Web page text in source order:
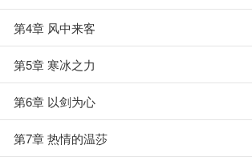
第4章 风中来客
第5章 寒冰之力
第6章 以剑为心
第7章 热情的温莎